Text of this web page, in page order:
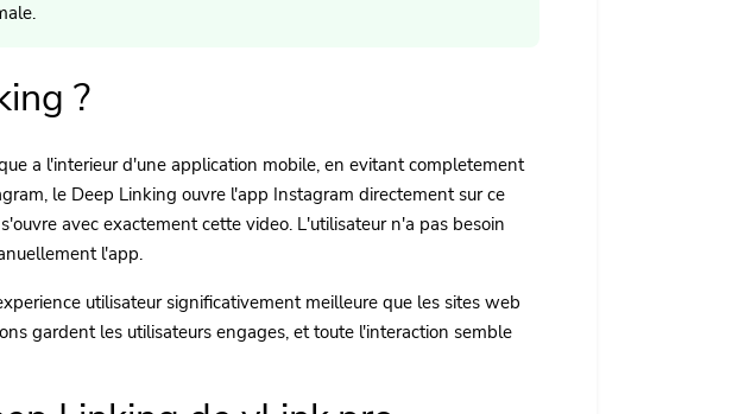
?
a l'interieur d'une application mobile, en evitant completement
le Deep Linking ouvre l'app Instagram directement sur ce
avec exactement cette video. L'utilisateur n'a pas besoin
l'app.
utilisateur significativement meilleure que les sites web
gardent les utilisateurs engages, et toute l'interaction semble